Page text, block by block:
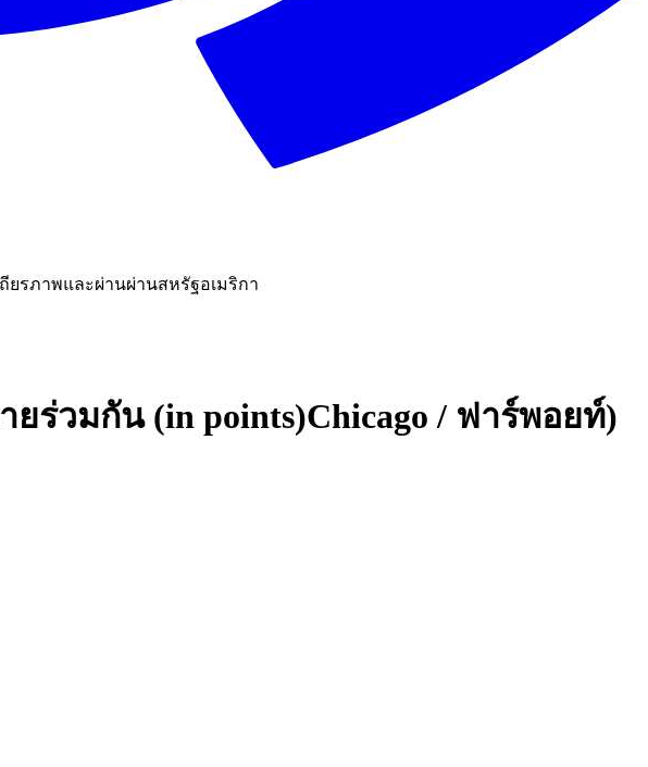
ถียรภาพและผ่านผ่านสหรัฐอเมริกา
ยร่วมกัน (in points)Chicago / ฟาร์พอยท์)